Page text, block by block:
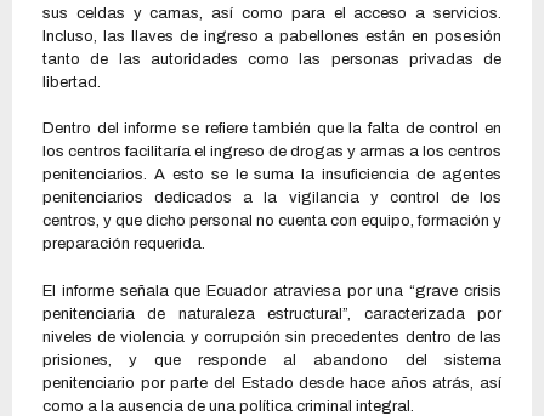
sus celdas y camas, así como para el acceso a servicios.
Incluso, las llaves de ingreso a pabellones están en posesión
tanto de las autoridades como las personas privadas de
libertad.
Dentro del informe se refiere también que la falta de control en
los centros facilitaría el ingreso de drogas y armas a los centros
penitenciarios. A esto se le suma la insuficiencia de agentes
penitenciarios dedicados a la vigilancia y control de los
centros, y que dicho personal no cuenta con equipo, formación y
preparación requerida.
El informe señala que Ecuador atraviesa por una “grave crisis
penitenciaria de naturaleza estructural”, caracterizada por
niveles de violencia y corrupción sin precedentes dentro de las
prisiones, y que responde al abandono del sistema
penitenciario por parte del Estado desde hace años atrás, así
como a la ausencia de una política criminal integral.